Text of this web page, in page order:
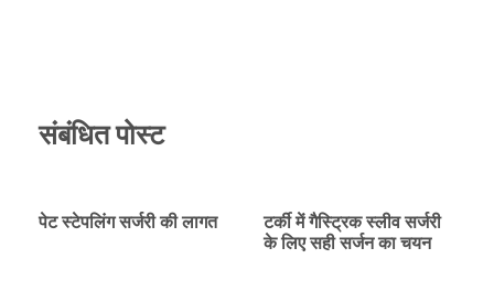
संबंधित पोस्ट
पेट स्टेपलिंग सर्जरी की लागत
टर्की में गैस्ट्रिक स्लीव सर्जरी
के लिए सही सर्जन का चयन